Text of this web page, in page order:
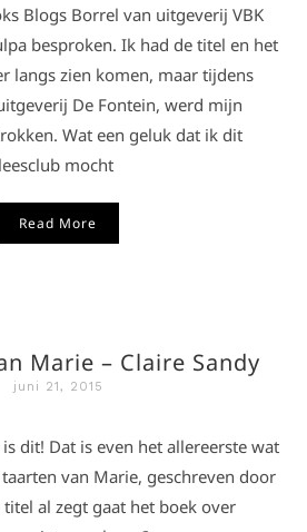
Blogs Borrel van uitgeverij VBK
besproken. Ik had de titel en het
langs zien komen, maar tijdens
De Fontein, werd mijn
Wat een geluk dat ik dit
mocht
Read More
Marie – Claire Sandy
juni 21, 2015
dit! Dat is even het allereerste wat
van Marie, geschreven door
titel al zegt gaat het boek over